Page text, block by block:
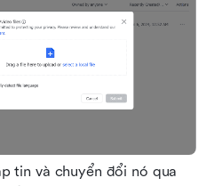
tin và chuyển đổi nó qua